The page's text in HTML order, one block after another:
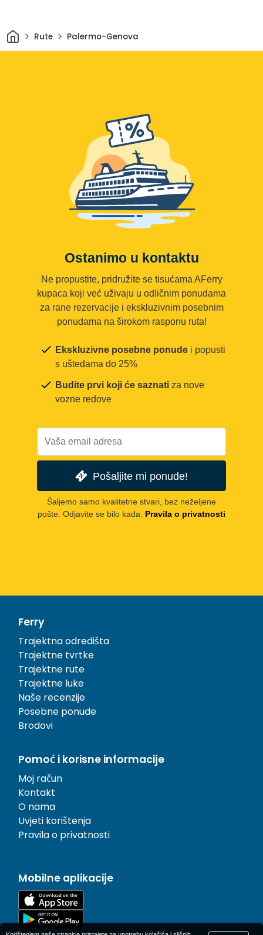
DomRute Palermo-Genova
Ostanimo u kontaktu
Ne propustite, pridružite se tisućama AFerry
kupaca koji već uživaju u odličnim ponudama
za rane rezervacije i ekskluzivnim posebnim
ponudama na širokom rasponu ruta!
Ekskluzivne posebne ponude i popusti
s uštedama do 25%
Budite prvi koji će saznati za nove
vozne redove
Pošaljite mi ponude!
Šaljemo samo kvalitetne stvari, bez neželjene
pošte. Odjavite se bilo kada.
Pravila o privatnosti
Ferry
Trajektna odredišta
Trajektne tvrtke
Trajektne rute
Trajektne luke
Naše recenzije
Posebne ponude
Brodovi
Pomoć i korisne informacije
Moj račun
Kontakt
O nama
Uvjeti korištenja
Pravila o privatnosti
Mobilne aplikacije